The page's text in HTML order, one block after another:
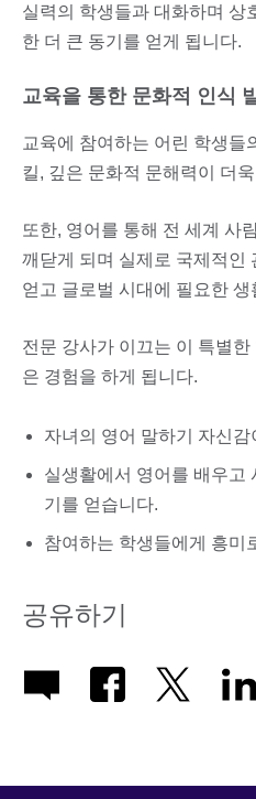
실력의 학생들과 대화하며 상
한 더 큰 동기를 얻게 됩니다.
교육을 통한 문화적 인식
교육에 참여하는 어린 학생들
킬, 깊은 문화적 문해력이 더
또한, 영어를 통해 전 세계 사
깨닫게 되며 실제로 국제적인
얻고 글로벌 시대에 필요한
전문 강사가 이끄는 이 특별
은 경험을 하게 됩니다.
자녀의 영어 말하기 자신감
실생활에서 영어를 배우고
기를 얻습니다.
참여하는 학생들에게 흥미
공유하기